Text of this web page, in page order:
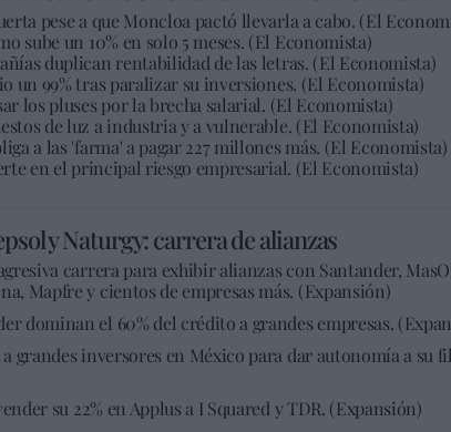
pese a que Moncloa pactó llevarla a cabo. (El
sube un 10% en solo 5 meses. (El Economista)
duplican rentabilidad de las letras. (El Economista)
un 99% tras paralizar su inversiones. (El Economista)
los pluses por la brecha salarial. (El Economista)
de luz a industria y a vulnerable. (El Economista)
a las 'farma' a pagar 227 millones más. (El Economista)
en el principal riesgo empresarial. (El Economista)
y Naturgy: carrera de alianzas
carrera para exhibir alianzas con Santander,
Mapfre y cientos de empresas más. (Expansión)
dominan el 60% del crédito a grandes empresas.
grandes inversores en México para dar autonomía a su
su 22% en Applus a I Squared y TDR. (Expansión)